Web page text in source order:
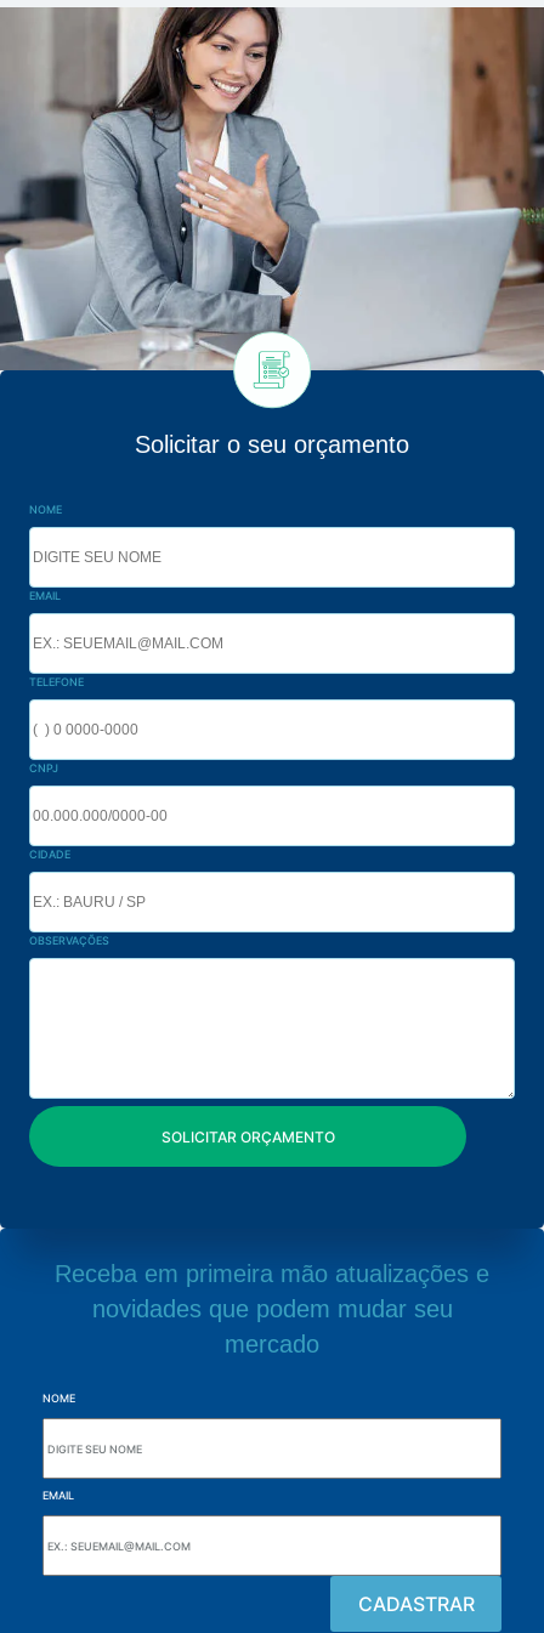
Solicitar o seu orçamento
NOME
EMAIL
TELEFONE
CNPJ
CIDADE
OBSERVAÇÕES
Receba em primeira mão atualizações e
novidades que podem mudar seu
mercado
NOME
EMAIL